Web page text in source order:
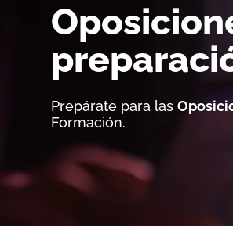
Prepárate para las
Formación.